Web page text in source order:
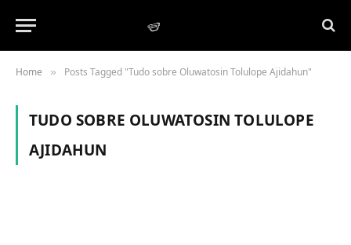
Home » Posts Tagged "Tudo sobre Oluwatosin Tolulope Ajidahun"
TUDO SOBRE OLUWATOSIN TOLULOPE
AJIDAHUN